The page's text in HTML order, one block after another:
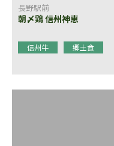
長野駅前
朝〆鶏 信州神恵
信州牛 郷土食